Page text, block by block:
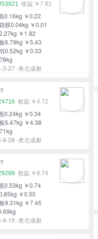
￥7.81
0.16kg ￥0.22
膜0.04kg ￥0.01
￥1.82
6.79kg ￥5.43
0.52kg ￥0.33
3-27 -奥北成都
￥4.72
0.24kg ￥0.34
5.47kg ￥4.38
8-28 -奥北成都
￥8.74
0.53kg ￥0.74
￥0.55
9.31kg ￥7.45
6-19 -奥北成都